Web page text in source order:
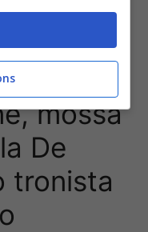
mossa
De
tronista